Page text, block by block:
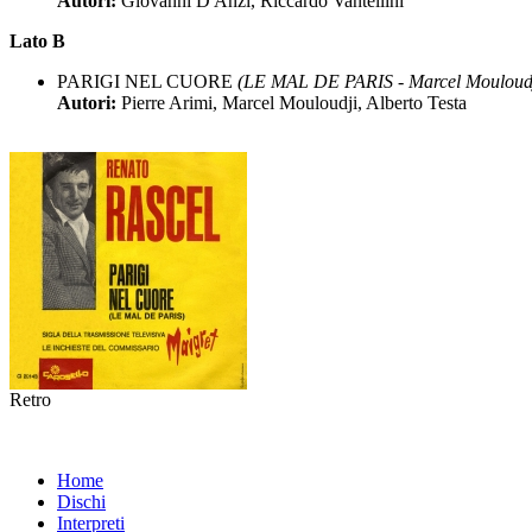
Lato B
PARIGI NEL CUORE (LE MAL DE PARIS - Marcel
Autori: Pierre Arimi, Marcel Mouloudji, Alberto Testa
Retro
Home
Dischi
Interpreti